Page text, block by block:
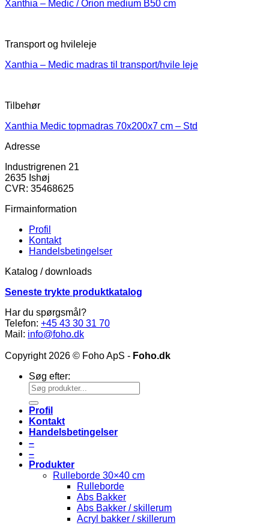
Xanthia – Medic / Orion medium B50 cm
Transport og hvileleje
Xanthia – Medic madras til transport/hvile leje
Tilbehør
Xanthia Medic topmadras 70x200x7 cm – Std
Adresse
Industrigrenen 21
2635 Ishøj
CVR: 35468625
Firmainformation
Profil
Kontakt
Handelsbetingelser
Katalog / downloads
Seneste trykte produktkatalog
Har du spørgsmål?
Telefon: +45 43 30 31 70
Mail: info@foho.dk
Copyright 2026 © Foho ApS - Foho.dk
Søg efter:
Profil
Kontakt
Handelsbetingelser
–
–
Produkter
Rulleborde 30×40 cm
Rulleborde
Abs Bakker
Abs Bakker / skillerum
Acryl bakker / skillerum